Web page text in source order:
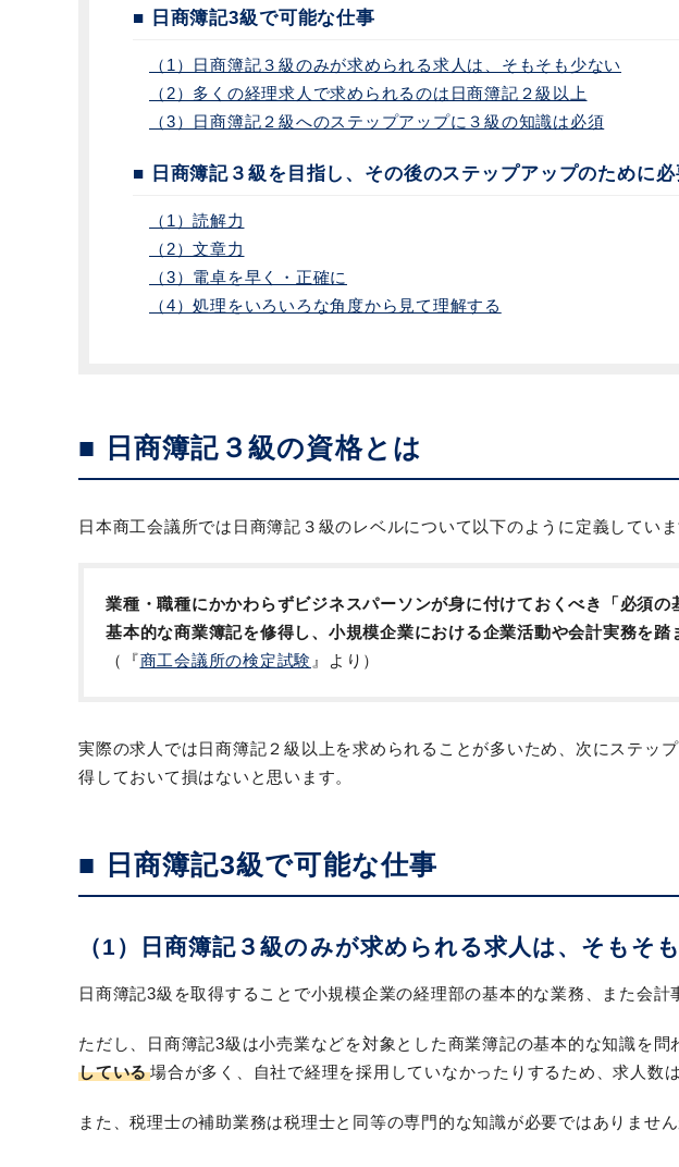
■ 日商簿記3級で可能な仕事
（1）日商簿記３級のみが求められる求人は、そもそも少ない
（2）多くの経理求人で求められるのは日商簿記２級以上
（3）日商簿記２級へのステップアップに３級の知識は必須
■ 日商簿記３級を目指し、その後のステップアップのために必
（1）読解力
（2）文章力
（3）電卓を早く・正確に
（4）処理をいろいろな角度から見て理解する
■ 日商簿記３級の資格とは
日本商工会議所では日商簿記３級のレベルについて以下のように定義していま
業種・職種にかかわらずビジネスパーソンが身に付けておくべき「必須の
基本的な商業簿記を修得し、小規模企業における企業活動や会計実務を
（『商工会議所の検定試験 』より）
実際の求人では日商簿記２級以上を求められることが多いため、次にステッ
得しておいて損はないと思います。
■ 日商簿記3級で可能な仕事
（1）日商簿記３級のみが求められる求人は、そもそ
日商簿記3級を取得することで小規模企業の経理部の基本的な業務、また会計
ただし、日商簿記3級は小売業などを対象とした商業簿記の基本的な知識を問
している場合が多く、自社で経理を採用していなかったりするため、求人数
また、税理士の補助業務は税理士と同等の専門的な知識が必要ではありませ